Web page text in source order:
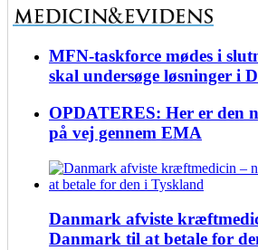
MFN-taskforce mødes i
skal undersøge løsninger i
OPDATERES: Her er den
på vej gennem EMA
Danmark afviste
Danmark til at betale for